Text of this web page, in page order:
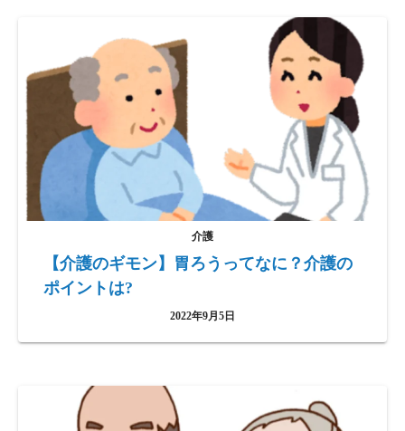
介護
【介護のギモン】胃ろうってなに？介護の
ポイントは?
2022年9月5日